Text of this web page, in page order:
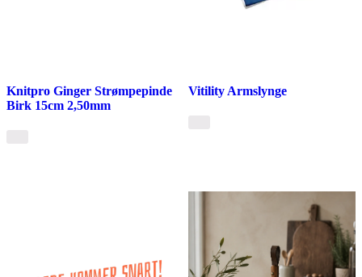
Knitpro Ginger Strømpepinde
Birk 15cm 2,50mm
Vitility Armslynge